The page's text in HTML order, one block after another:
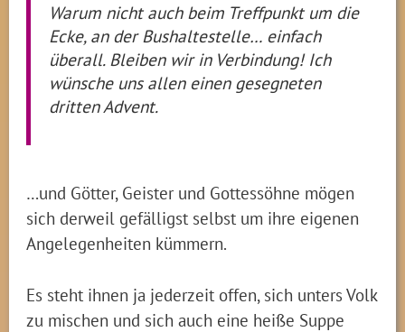
Warum nicht auch beim Treffpunkt um die
Ecke, an der Bushaltestelle… einfach
überall. Bleiben wir in Verbindung! Ich
wünsche uns allen einen gesegneten
dritten Advent.
…und Götter, Geister und Gottessöhne mögen
sich derweil gefälligst selbst um ihre eigenen
Angelegenheiten kümmern.
Es steht ihnen ja jederzeit offen, sich unters Volk
zu mischen und sich auch eine heiße Suppe